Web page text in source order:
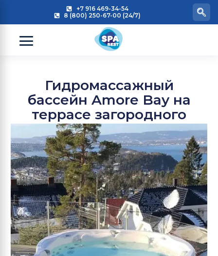
+7 916 469-34-54
8 (800) 250-67-00 (24/7)
Гидромассажный
бассейн Amore Bay на
террасе загородного
дома